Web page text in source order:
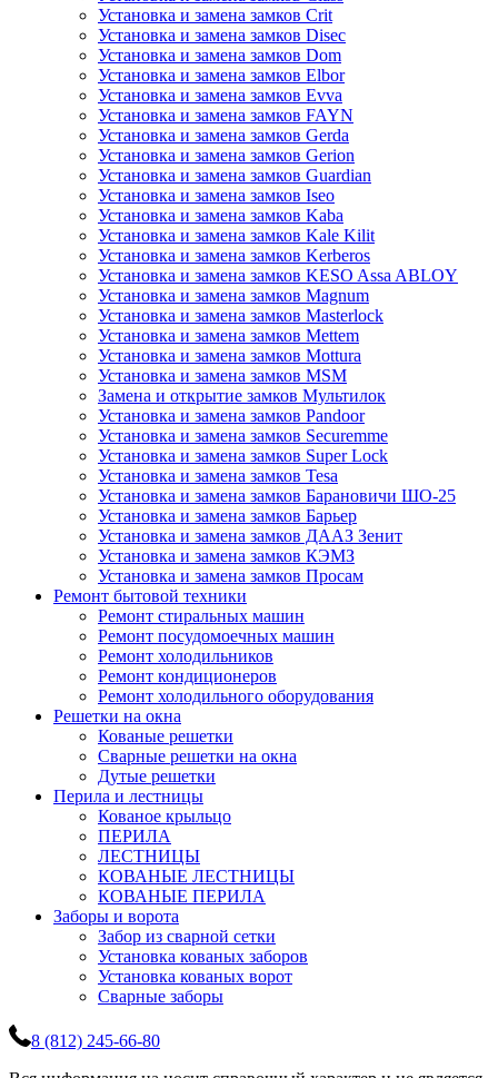
Установка и замена замков Crit
Установка и замена замков Disec
Установка и замена замков Dom
Установка и замена замков Elbor
Установка и замена замков Evva
Установка и замена замков FAYN
Установка и замена замков Gerda
Установка и замена замков Gerion
Установка и замена замков Guardian
Установка и замена замков Iseo
Установка и замена замков Kaba
Установка и замена замков Kale Kilit
Установка и замена замков Kerberos
Установка и замена замков KESO Assa ABLOY
Установка и замена замков Magnum
Установка и замена замков Masterlock
Установка и замена замков Mettem
Установка и замена замков Mottura
Установка и замена замков MSM
Замена и открытие замков Мультилок
Установка и замена замков Pandoor
Установка и замена замков Securemme
Установка и замена замков Super Lock
Установка и замена замков Tesa
Установка и замена замков Барановичи ШО-25
Установка и замена замков Барьер
Установка и замена замков ДААЗ Зенит
Установка и замена замков КЭМЗ
Установка и замена замков Просам
Ремонт бытовой техники
Ремонт стиральных машин
Ремонт посудомоечных машин
Ремонт холодильников
Ремонт кондиционеров
Ремонт холодильного оборудования
Решетки на окна
Кованые решетки
Сварные решетки на окна
Дутые решетки
Перила и лестницы
Кованое крыльцо
ПЕРИЛА
ЛЕСТНИЦЫ
КОВАНЫЕ ЛЕСТНИЦЫ
КОВАНЫЕ ПЕРИЛА
Заборы и ворота
Забор из сварной сетки
Установка кованых заборов
Установка кованых ворот
Сварные заборы
8 (812) 245-66-80